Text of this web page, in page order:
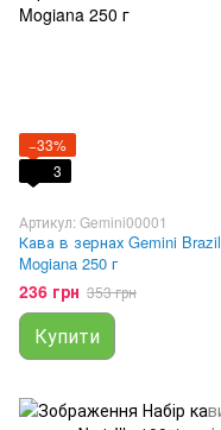
−33%
3
Артикул: Gemini00001
Кава в зернах Gemini Brazil
Mogiana 250 г
236 грн 353 грн
Купити